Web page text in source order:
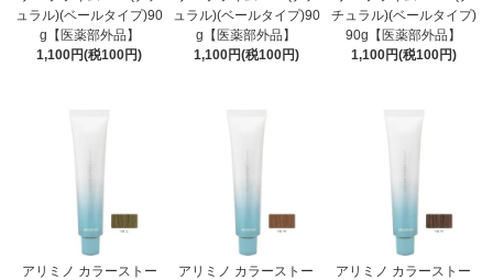
ュラル)(ベールタイプ)90
g【医薬部外品】
1,100円(税100円)
ュラル)(ベールタイプ)90
g【医薬部外品】
1,100円(税100円)
チュラル)(ベールタイプ)
90g【医薬部外品】
1,100円(税100円)
アリミノ カラーストー
アリミノ カラーストー
アリミノ カラーストー